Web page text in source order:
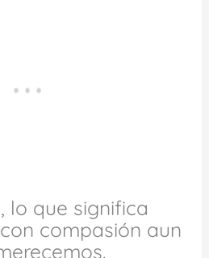
lo que significa
compasión aun